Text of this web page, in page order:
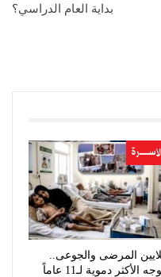
بداية العام الدراسي؟
المرضى والجوعى..
الوجه الأكثر دموية لـ11 عاماً